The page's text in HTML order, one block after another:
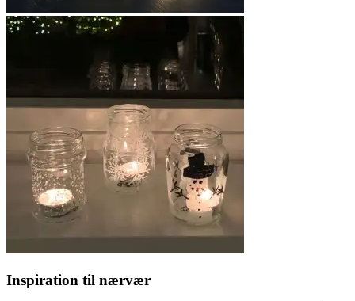
Inspiration til nærvær